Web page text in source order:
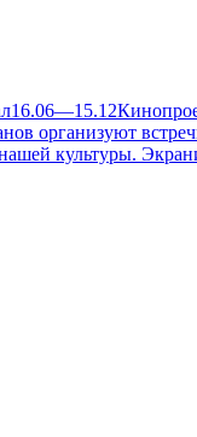
16.06—15.12
организуют
культуры.